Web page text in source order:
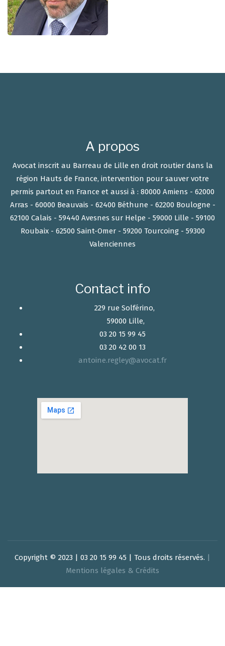
A propos
Avocat inscrit au Barreau de Lille en droit routier dans la
région Hauts de France, intervention pour sauver votre
permis partout en France et aussi à : 80000 Amiens - 62000
Arras - 60000 Beauvais - 62400 Béthune - 62200 Boulogne -
62100 Calais - 59440 Avesnes sur Helpe - 59000 Lille - 59100
Roubaix - 62500 Saint-Omer - 59200 Tourcoing - 59300
Valenciennes
Contact info
229 rue Solférino,
59000 Lille,
03 20 15 99 45
03 20 42 00 13
antoine.regley@avocat.fr
Copyright © 2023 | 03 20 15 99 45 | Tous droits réservés. |
Mentions légales & Crédits